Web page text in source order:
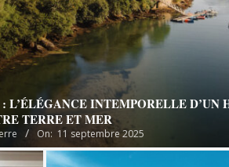
L’ÉLÉGANCE INTEMPORELLE D’UN
TERRE ET MER
On: 11 septembre 2025